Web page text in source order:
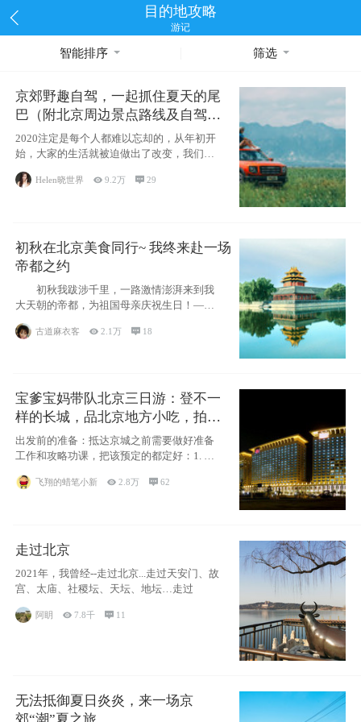
目的地攻略
游记
智能排序 筛选
京郊野趣自驾，一起抓住夏天的尾
巴（附北京周边景点路线及自驾攻
略）
2020注定是每个人都难以忘却的，从年初开
始，大家的生活就被迫做出了改变，我们也
不例外。本来双双辞职是为
Helen晓世界 9.2万 29
初秋在北京美食同行~ 我终来赴一场
帝都之约
初秋我跋涉千里，一路激情澎湃来到我
大天朝的帝都，为祖国母亲庆祝生日！——
古道麻衣客 2.1万  18
宝爹宝妈带队北京三日游：登不一
样的长城，品北京地方小吃，拍盘
古七星夜景！
出发前的准备：抵达京城之前需要做好准备
工作和攻略功课，把该预定的都定好：1. 酒
飞翔的蜡笔小新 2.8万 62
走过北京
2021年，我曾经--走过北京...走过天安门、故
宫、太庙、社稷坛、天坛、地坛…走过
阿眀 7.8千  11
无法抵御夏日炎炎，来一场京